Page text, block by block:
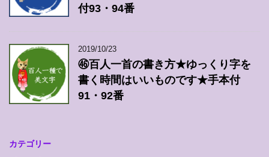
付93・94番
2019/10/23
㊻百人一首の書き方★ゆっくり字を
書く時間はいいものです★手本付
91・92番
カテゴリー